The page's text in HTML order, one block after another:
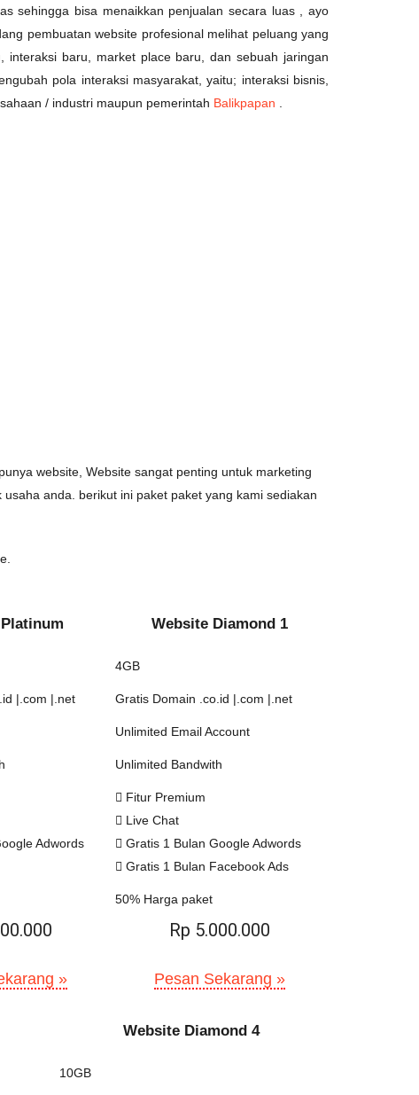
sehingga bisa menaikkan penjualan secara luas , ayo
pembuatan website profesional melihat peluang yang
interaksi baru, market place baru, dan sebuah jaringan
pola interaksi masyarakat, yaitu; interaksi bisnis,
/ industri maupun pemerintah Balikpapan
website, Website sangat penting untuk marketing
anda. berikut ini paket paket yang kami sediakan
Website Diamond 1
4GB
|.com |.net Gratis Domain .co.id |.com |.net
Unlimited Email Account
Unlimited Bandwith
Adwords
Fitur Premium
Live Chat
Gratis 1 Bulan Google Adwords
Gratis 1 Bulan Facebook Ads
50% Harga paket
Rp 5.000.000
» Pesan Sekarang »
Website Diamond 4
10GB